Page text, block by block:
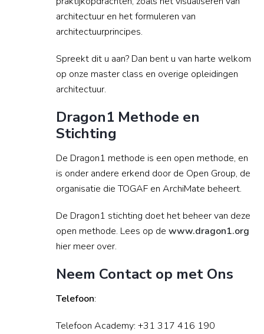
architectuur en het formuleren van
architectuurprincipes.
Spreekt dit u aan? Dan bent u van harte welkom
op onze master class en overige opleidingen
architectuur.
Dragon1 Methode en
Stichting
De Dragon1 methode is een open methode, en
is onder andere erkend door de Open Group, de
organisatie die TOGAF en ArchiMate beheert.
De Dragon1 stichting doet het beheer van deze
open methode. Lees op de www.dragon1.org
hier meer over.
Neem Contact op met Ons
Telefoon:
Telefoon Academy: +31 317 416 190